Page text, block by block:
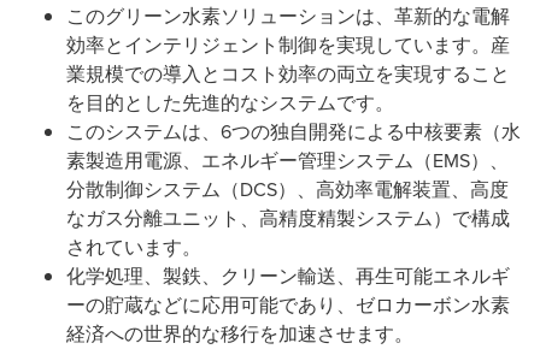
このグリーン水素ソリューションは、革新的な電解
効率とインテリジェント制御を実現しています。産
業規模での導入とコスト効率の両立を実現すること
を目的とした先進的なシステムです。
このシステムは、6つの独自開発による中核要素（水
素製造用電源、エネルギー管理システム（EMS）、
分散制御システム（DCS）、高効率電解装置、高度
なガス分離ユニット、高精度精製システム）で構成
されています。
化学処理、製鉄、クリーン輸送、再生可能エネルギ
ーの貯蔵などに応用可能であり、ゼロカーボン水素
経済への世界的な移行を加速させます。